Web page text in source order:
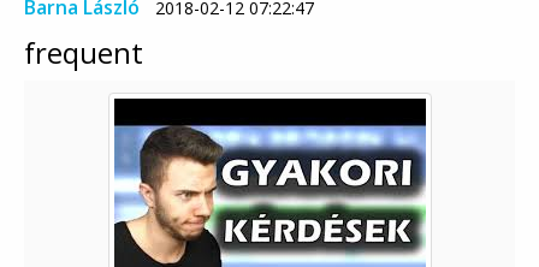
Barna László 2018-02-12 07:22:47
frequent